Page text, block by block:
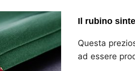
Il rubino
Questa
ad essere